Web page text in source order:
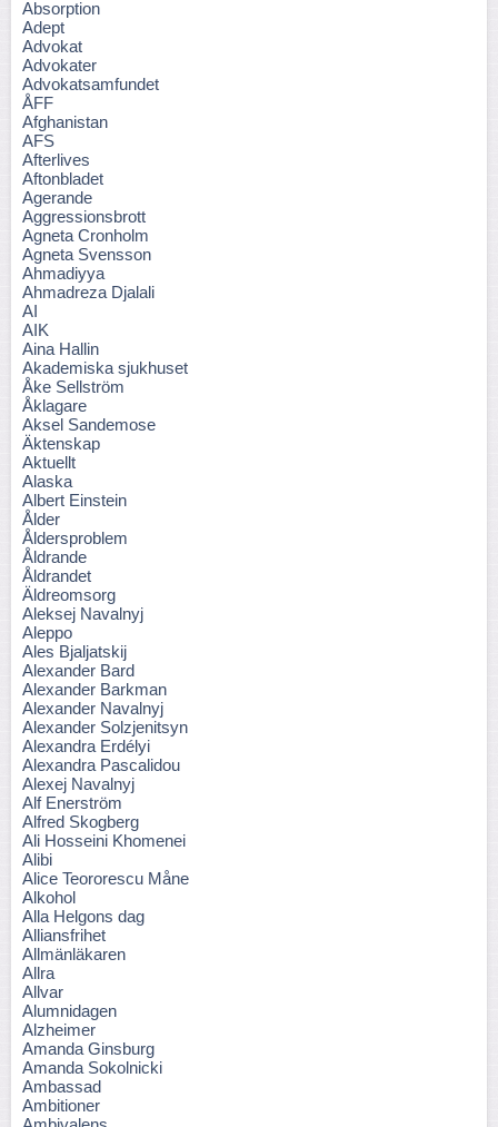
Absorption
Adept
Advokat
Advokater
Advokatsamfundet
ÅFF
Afghanistan
AFS
Afterlives
Aftonbladet
Agerande
Aggressionsbrott
Agneta Cronholm
Agneta Svensson
Ahmadiyya
Ahmadreza Djalali
AI
AIK
Aina Hallin
Akademiska sjukhuset
Åke Sellström
Åklagare
Aksel Sandemose
Äktenskap
Aktuellt
Alaska
Albert Einstein
Ålder
Åldersproblem
Åldrande
Åldrandet
Äldreomsorg
Aleksej Navalnyj
Aleppo
Ales Bjaljatskij
Alexander Bard
Alexander Barkman
Alexander Navalnyj
Alexander Solzjenitsyn
Alexandra Erdélyi
Alexandra Pascalidou
Alexej Navalnyj
Alf Enerström
Alfred Skogberg
Ali Hosseini Khomenei
Alibi
Alice Teororescu Måne
Alkohol
Alla Helgons dag
Alliansfrihet
Allmänläkaren
Allra
Allvar
Alumnidagen
Alzheimer
Amanda Ginsburg
Amanda Sokolnicki
Ambassad
Ambitioner